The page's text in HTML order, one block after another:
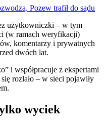
Pozew trafił do sądu
użytkowniczki – w tym
(w ramach weryfikacji)
komentarzy i prywatnych
dwóch lat.
i współpracuje z ekspertami
rozlało – w sieci pojawiły
wyciek